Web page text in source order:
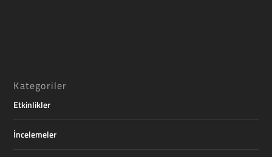
Kategoriler
Etkinlikler
İncelemeler